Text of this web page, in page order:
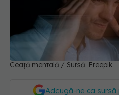
Ceață mentală / Sursă: Freepik
Adaugă-ne ca